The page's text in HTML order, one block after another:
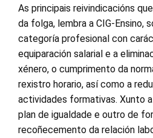
As principais reivindicacións
da folga, lembra a CIG-Ensino,
categoría profesional con
equiparación salarial e a
xénero, o cumprimento da
rexistro horario, así como a
actividades formativas. Xunto
plan de igualdade e outro de
recoñecemento da relación